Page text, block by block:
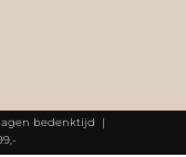
bedenktijd